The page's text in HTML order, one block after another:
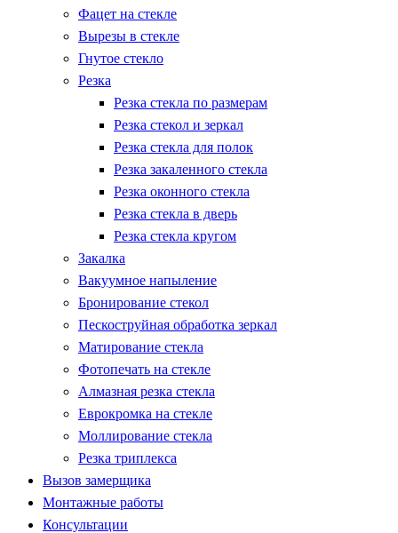
Фацет на стекле
Вырезы в стекле
Гнутое стекло
Резка
Резка стекла по размерам
Резка стекол и зеркал
Резка стекла для полок
Резка закаленного стекла
Резка оконного стекла
Резка стекла в дверь
Резка стекла кругом
Закалка
Вакуумное напыление
Бронирование стекол
Пескоструйная обработка зеркал
Матирование стекла
Фотопечать на стекле
Алмазная резка стекла
Еврокромка на стекле
Моллирование стекла
Резка триплекса
Вызов замерщика
Монтажные работы
Консультации